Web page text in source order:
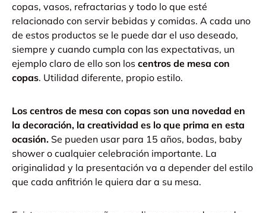
copas, vasos, refractarias y todo lo que esté
relacionado con servir bebidas y comidas. A cada uno
de estos productos se le puede dar el uso deseado,
siempre y cuando cumpla con las expectativas, un
ejemplo claro de ello son los centros de mesa con
copas. Utilidad diferente, propio estilo.
Los centros de mesa con copas son una novedad en
la decoración, la creatividad es lo que prima en esta
ocasión. Se pueden usar para 15 años, bodas, baby
shower o cualquier celebración importante. La
originalidad y la presentación va a depender del estilo
que cada anfitrión le quiera dar a su mesa.